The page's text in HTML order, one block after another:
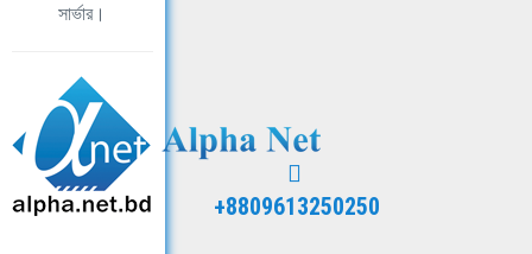
সার্ভার।
+8809613250250